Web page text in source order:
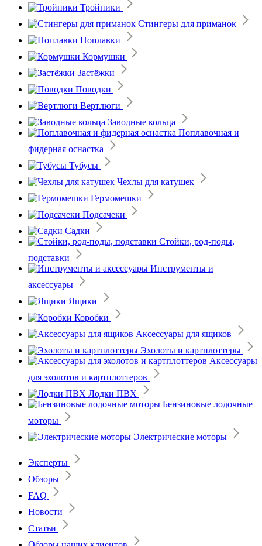
Тройники
Стингеры для приманок
Поплавки
Кормушки
Застёжки
Поводки
Вертлюги
Заводные кольца
Поплавочная и
фидерная оснастка
Тубусы
Чехлы для катушек
Гермомешки
Подсачеки
Садки
Стойки, род-поды,
подставки
Инструменты и
аксессуары
Ящики
Коробки
Аксессуары для ящиков
Эхолоты и картплоттеры
Аксессуары
для эхолотов и картплоттеров
Лодки ПВХ
Бензиновые лодочные
моторы
Электрические моторы
Эксперты
Обзоры
FAQ
Новости
Статьи